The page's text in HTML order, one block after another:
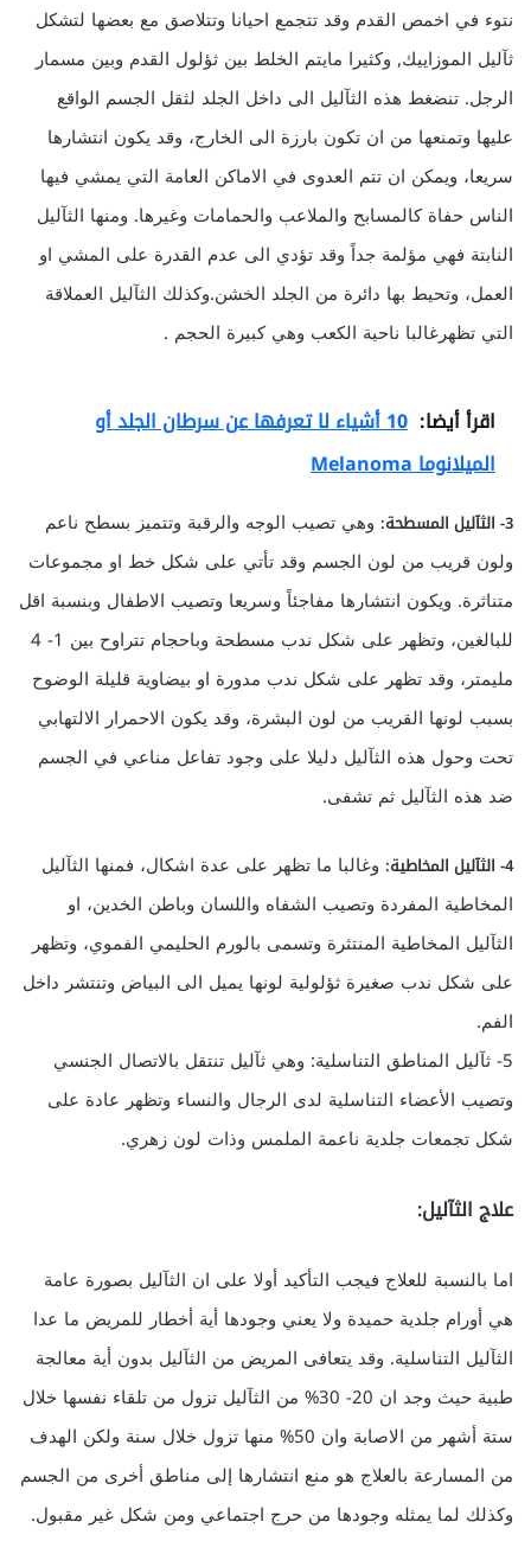
نتوء في اخمص القدم وقد تتجمع احيانا وتتلاصق مع بعضها لتشكل
ثآليل الموزاييك, وكثيرا مايتم الخلط بين ثؤلول القدم وبين مسمار
الرجل. تنضغط هذه الثآليل الى داخل الجلد لثقل الجسم الواقع
عليها وتمنعها من ان تكون بارزة الى الخارج، وقد يكون انتشارها
سريعا، ويمكن ان تتم العدوى في الاماكن العامة التي يمشي فيها
الناس حفاة كالمسابح والملاعب والحمامات وغيرها. ومنها الثآليل
النابتة فهي مؤلمة جداً وقد تؤدي الى عدم القدرة على المشي او
العمل، وتحيط بها دائرة من الجلد الخشن.وكذلك الثآليل العملاقة
التي تظهرغالبا ناحية الكعب وهي كبيرة الحجم .
اقرأ أيضا:
10 أشياء لا تعرفها عن سرطان الجلد أو
الميلانوما Melanoma
3- الثآليل المسطحة:
وهي تصيب الوجه والرقبة وتتميز بسطح ناعم
ولون قريب من لون الجسم وقد تأتي على شكل خط او مجموعات
متناثرة. ويكون انتشارها مفاجئاً وسريعا وتصيب الاطفال وبنسبة اقل
للبالغين، وتظهر على شكل ندب مسطحة وباحجام تتراوح بين 1- 4
مليمتر، وقد تظهر على شكل ندب مدورة او بيضاوية قليلة الوضوح
بسبب لونها القريب من لون البشرة، وقد يكون الاحمرار الالتهابي
تحت وحول هذه الثآليل دليلا على وجود تفاعل مناعي في الجسم
ضد هذه الثآليل ثم تشفى.
4- الثآليل المخاطية:
وغالبا ما تظهر على عدة اشكال، فمنها الثآليل
المخاطية المفردة وتصيب الشفاه واللسان وباطن الخدين، او
الثآليل المخاطية المنتثرة وتسمى بالورم الحليمي الفموي، وتظهر
على شكل ندب صغيرة ثؤلولية لونها يميل الى البياض وتنتشر داخل
الفم.
5- ثآليل المناطق التناسلية: وهي ثآليل تنتقل بالاتصال الجنسي
وتصيب الأعضاء التناسلية لدى الرجال والنساء وتظهر عادة على
شكل تجمعات جلدية ناعمة الملمس وذات لون زهري.
علاج الثآليل:
اما بالنسبة للعلاج فيجب التأكيد أولا على ان الثآليل بصورة عامة
هي أورام جلدية حميدة ولا يعني وجودها أية أخطار للمريض ما عدا
الثآليل التناسلية. وقد يتعافى المريض من الثآليل بدون أية معالجة
طبية حيث وجد ان 20- 30% من الثآليل تزول من تلقاء نفسها خلال
ستة أشهر من الاصابة وان 50% منها تزول خلال سنة ولكن الهدف
من المسارعة بالعلاج هو منع انتشارها إلى مناطق أخرى من الجسم
وكذلك لما يمثله وجودها من حرج اجتماعي ومن شكل غير مقبول.